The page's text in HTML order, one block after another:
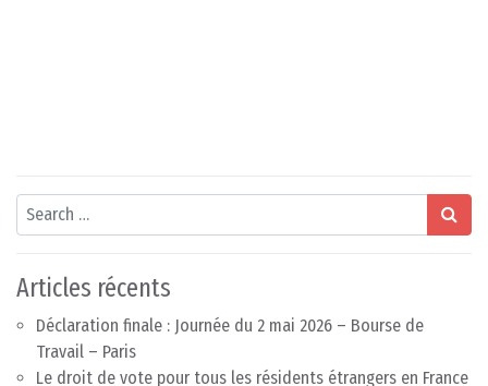
Search
Articles récents
Déclaration finale : Journée du 2 mai 2026 – Bourse de
Travail – Paris
Le droit de vote pour tous les résidents étrangers en France